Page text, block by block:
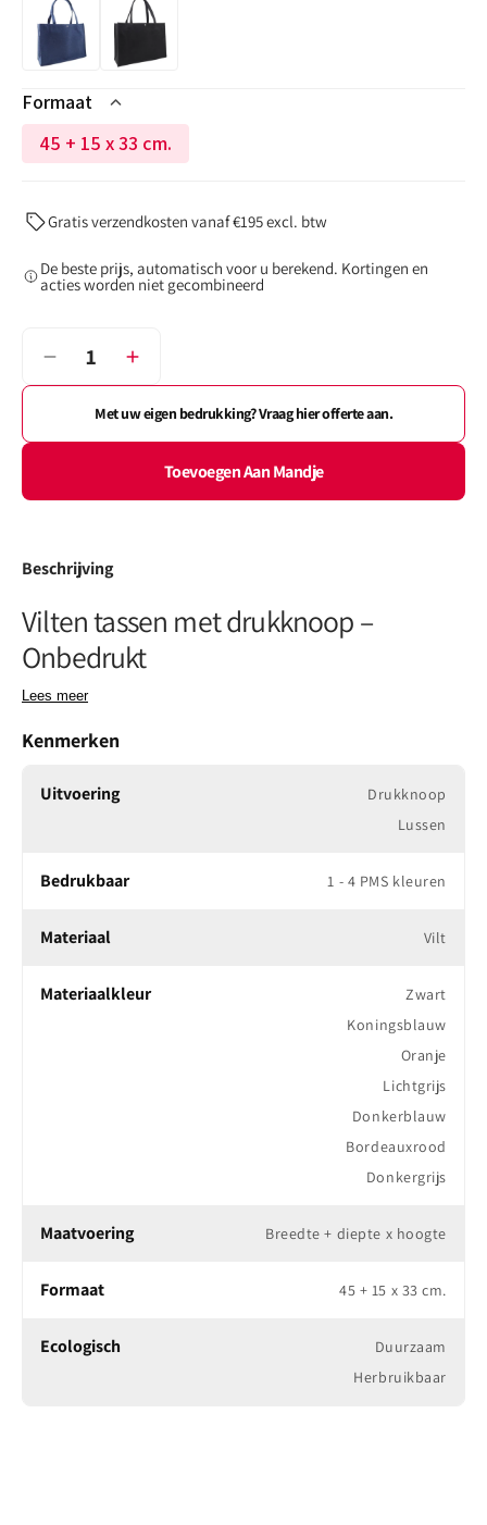
Formaat
45 + 15 x 33 cm.
Variant
voorraad
of
niet
Gratis verzendkosten vanaf €195 excl. btw
De beste prijs, automatisch voor u berekend. Kortingen en
acties worden niet gecombineerd
Verminder
het
aantal
met
Verhoog
het
aantal
tassen
met
Met uw eigen bedrukking? Vraag hier offerte aan.
Toevoegen Aan Mandje
Beschrijving
Vilten tassen met drukknoop –
Onbedrukt
Ontdek onzevilten tassen met drukknoop
zijn direct uit voorraad leverbaar in diverse kleuren en formaten,
Praktisch, stijlvol en comfortabel
De tassen zijn gemaakt van stevig 220 grams vilt en sluiten
draaglussen. Dankzij de stevige bodeminleg blijven ze goed in vorm,
ook bij zwaardere inhoud. De combinatie van luxe uitstraling en
praktisch gebruik maakt deze tas tot een blijvende favoriet.
Handige drukknoopsluiting aan de bovenzijde
Beschikbaar in verschillende kleuren en formaten
Direct onbedrukt uit voorraad leverbaar
Bestel hier uw vilten tas met bedrukking
in een paar klikken online.
Lees meer
Kenmerken
Uitvoering
Drukknoop
Lussen
Bedrukbaar 1 - 4 PMS kleuren
Materiaal Vilt
Materiaalkleur
Zwart
Koningsblauw
Oranje
Lichtgrijs
Donkerblauw
Bordeauxrood
Donkergrijs
Maatvoering Breedte + diepte x hoogte
Formaat 45 + 15 x 33 cm.
Ecologisch
Duurzaam
Herbruikbaar